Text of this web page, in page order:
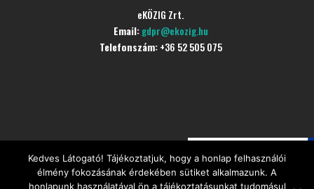
eKÖZIG Zrt.
Email: gdpr@ekozig.hu
Telefonszám:+36 52 505 075
©Minden jogot fenntartvaCÍVIS Szociális Étkezési
Központ
Kedves Látogató! Tájékoztatjuk, hogy a honlap felhasználói
élmény fokozásának érdekében sütiket alkalmazunk. A
honlapunk használatával ön a tájékoztatásunkat tudomásul